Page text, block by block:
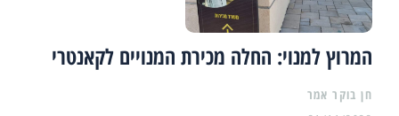
המרוץ למנוי: החלה מכירת המנויים לקאנטרי